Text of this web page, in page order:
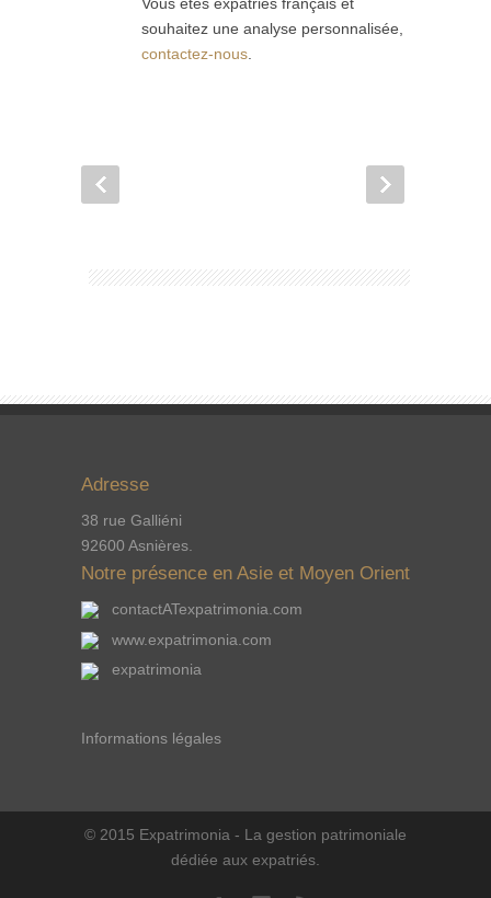
souhaitez une analyse personnalisée,
contactez-nous
Adresse
38 rue Galliéni
92600 Asnières.
Notre présence en Asie et Moyen Orient
contactATexpatrimonia.com
www.expatrimonia.com
expatrimonia
Informations légales
© 2015 Expatrimonia - La gestion patrimoniale
dédiée aux expatriés.